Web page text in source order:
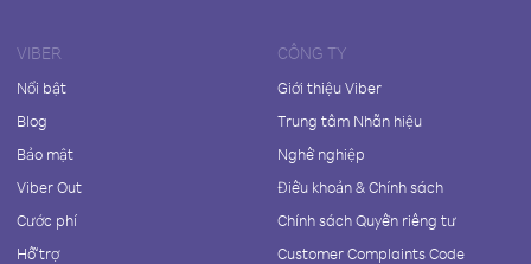
VIBER
Nổi bật
Blog
Bảo mật
Viber Out
Cước phí
Hỗ trợ
CÔNG TY
Giới thiệu Viber
Trung tâm Nhãn hiệu
Nghề nghiệp
Điều khoản & Chính sách
Chính sách Quyền riêng tư
Customer Complaints Code